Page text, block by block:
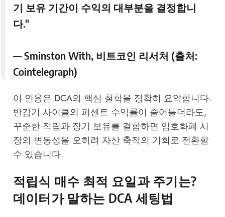
기 보유 기간이 수익의 대부분을 결정합니
다."
—Sminston With, 비트코인 리서처 (출처:
Cointelegraph)
이 인용은 DCA의 핵심 철학을 정확히 요약합니다.
반감기 사이클의 퍼센트 수익률이 줄어들더라도,
꾸준한 적립과 장기 보유를 결합하면 암호화폐 시
장의 변동성을 오히려 자산 축적의 기회로 전환할
수 있습니다.
적립식 매수 최적 요일과 주기는?
데이터가 말하는 DCA 세팅법